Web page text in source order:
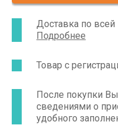
Доставка по всей
Подробнее
Товар с
После покупки
сведениями о
удобного